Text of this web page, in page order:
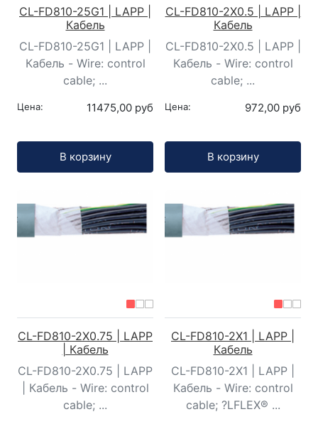
CL-FD810-25G1 | LAPP |
Кабель
CL-FD810-25G1 | LAPP |
Кабель - Wire: control
cable; ...
Цена: 11475,00 руб
В корзину
CL-FD810-2X0.5 | LAPP |
Кабель
CL-FD810-2X0.5 | LAPP |
Кабель - Wire: control
cable; ...
Цена: 972,00 руб
В корзину
CL-FD810-2X0.75 | LAPP
| Кабель
CL-FD810-2X0.75 | LAPP
| Кабель - Wire: control
cable; ...
CL-FD810-2X1 | LAPP |
Кабель
CL-FD810-2X1 | LAPP |
Кабель - Wire: control
cable; ?LFLEX® ...